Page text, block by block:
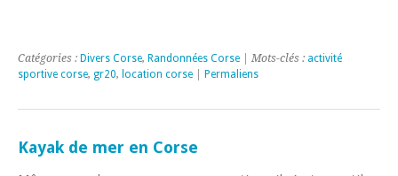
Catégories : Divers Corse, Randonnées Corse | Mots-clés : activité
sportive corse, gr20, location corse Permaliens
Kayak de mer en Corse